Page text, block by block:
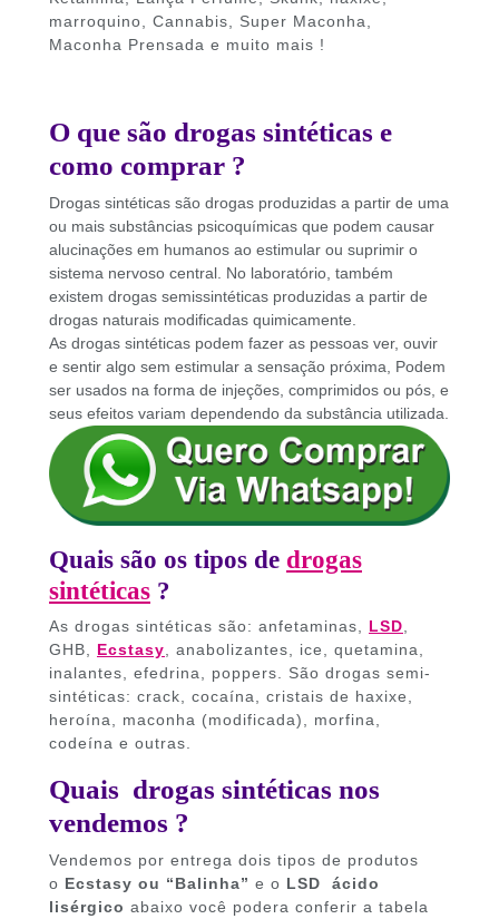
marroquino, Cannabis, Super Maconha,
Maconha Prensada e muito mais !
O que são drogas sintéticas e
como comprar ?
Drogas sintéticas são drogas produzidas a partir de uma
ou mais substâncias psicoquímicas que podem causar
alucinações em humanos ao estimular ou suprimir o
sistema nervoso central. No laboratório, também
existem drogas semissintéticas produzidas a partir de
drogas naturais modificadas quimicamente.
As drogas sintéticas podem fazer as pessoas ver, ouvir
e sentir algo sem estimular a sensação próxima, Podem
ser usados ​​na forma de injeções, comprimidos ou pós, e
seus efeitos variam dependendo da substância utilizada.
Quais são os tipos de drogas
sintéticas ?
As drogas sintéticas são: anfetaminas, LSD
GHB, Ecstasy , anabolizantes, ice, quetamina,
inalantes, efedrina, poppers. São drogas semi-
sintéticas: crack, cocaína, cristais de haxixe,
heroína, maconha (modificada), morfina,
codeína e outras.
Quais drogas sintéticas nos
vendemos ?
Vendemos por entrega dois tipos de produtos
o Ecstasy ou “Balinha” e o LSD ácido
lisérgico abaixo você podera conferir a tabela